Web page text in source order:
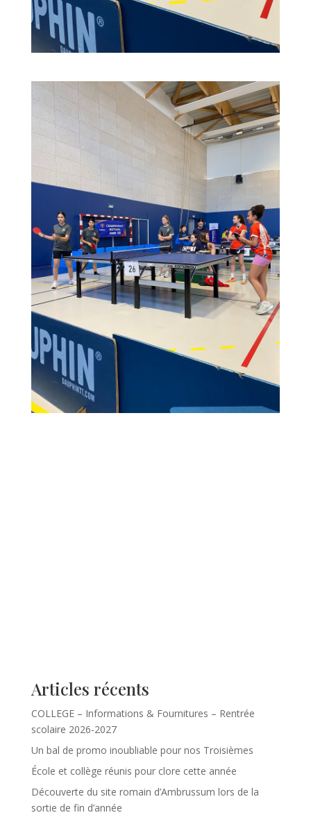
Articles récents
COLLEGE – Informations & Fournitures – Rentrée
scolaire 2026-2027
Un bal de promo inoubliable pour nos Troisièmes
École et collège réunis pour clore cette année
Découverte du site romain d’Ambrussum lors de la
sortie de fin d’année